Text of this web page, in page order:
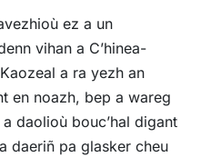
ez a un
vihan a C’hinea-
a ra yezh an
en noazh, bep a wareg
daolioù bouc’hal digant
daeriñ pa glasker cheu